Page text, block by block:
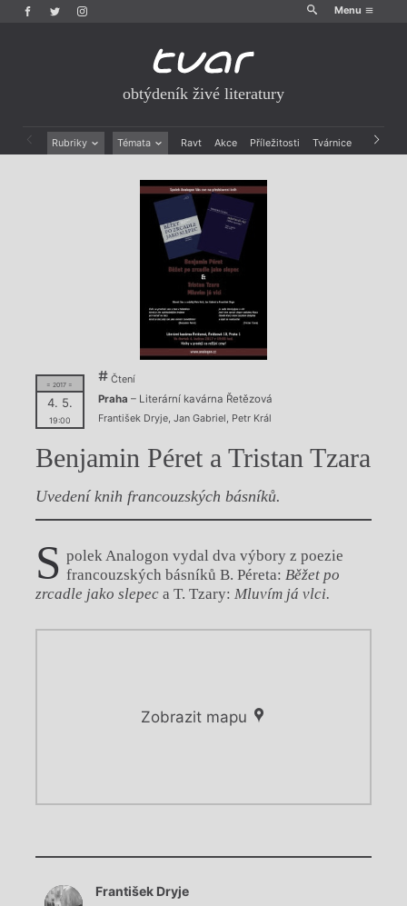
Menu
obtýdeník živé literatury
Rubriky Témata Ravt Akce Příležitosti Tvárnice Archiv
Drobná publicistika
= 2017 =
4. 5.
19:00
Čtení
Praha – Literární kavárna Řetězová
František Dryje, Jan Gabriel , Petr Král
Benjamin Péret a Tristan Tzara
Uvedení knih francouzských básníků.
S polek Analogon vydal dva výbory z poezie
francouzských básníků B. Péreta: Běžet po
zrcadle jako slepec a T. Tzary: Mluvím já vlci.
Zobrazit mapu
Načítá se.
Chviličku.
Načítá se.
František Dryje